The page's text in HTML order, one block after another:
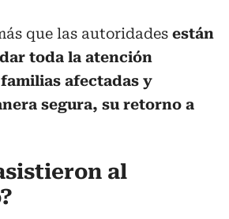
que las autoridades están
toda la atención
afectadas y
segura, su retorno a
al